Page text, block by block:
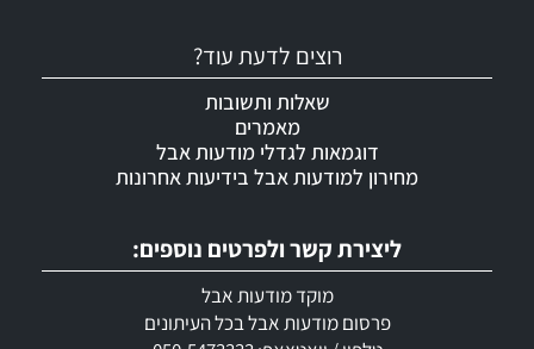
ליצירת קשר ולפרטים נוספים:
מוקד מודעות אבל
פרסום מודעות אבל בכל העיתונים
רוצים לדעת עוד?
שאלות ותשובות
מאמרים
דוגמאות לגדלי מודעות אבל
מחירון למודעות אבל בידיעות אחרונות